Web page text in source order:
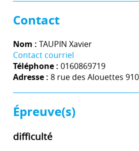
Contact
Nom : TAUPIN Xavier
Contact courriel
Téléphone : 0160869719
Adresse : 8 rue des Alouettes
Épreuve(s)
difficulté